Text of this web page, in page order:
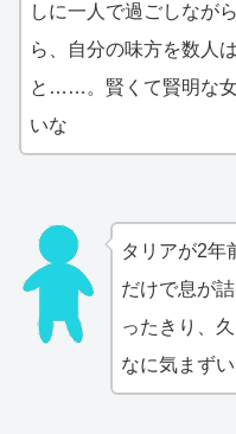
しに一人で過ごしなが
ら、自分の味方を数人
と……。賢くて賢明な
いな
タリアが2年
だけで息が
ったきり、
なに気まず